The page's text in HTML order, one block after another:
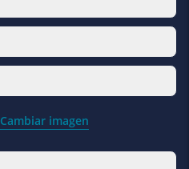
Cambiar imagen